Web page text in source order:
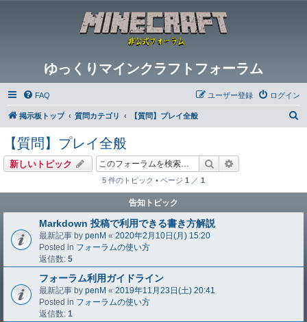
ゆっくりマインクラフトフォーラム
FAQ ログイン
ユーザー登録
掲示板トップ 質問カテゴリ 【質問】プレイ全般
【質問】プレイ全般
新しいトピック 検索
5 件のトピック • ページ 1 ／ 1
告知トピック
Markdown 投稿で利用できる書き方解説
最新記事 by penM « 2020年2月10日(月) 15:20
Posted in フォーラムの使い方
返信数: 5
フォーラム利用ガイドライン
最新記事 by penM « 2019年11月23日(土) 20:41
Posted in フォーラムの使い方
返信数: 1